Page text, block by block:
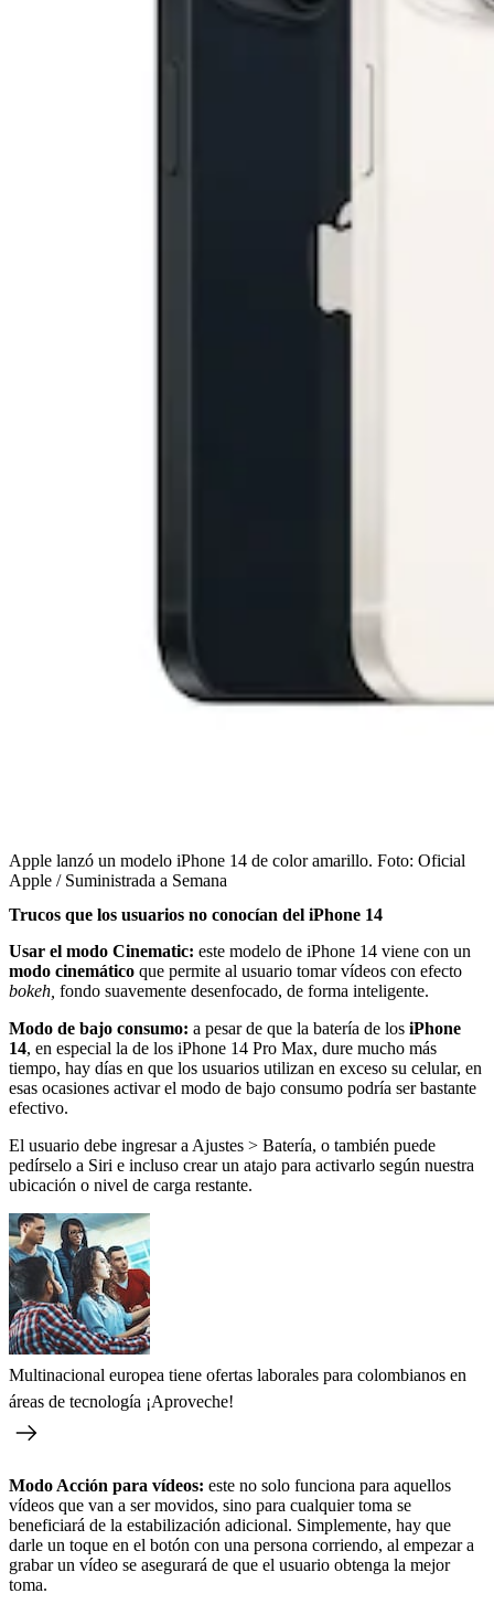
Apple lanzó un modelo iPhone 14 de color amarillo. Foto: Oficial
Apple / Suministrada a Semana
Trucos que los usuarios no conocían del iPhone 14
Usar el modo Cinematic: este modelo de iPhone 14 viene con un
modo cinemático que permite al usuario tomar vídeos con efecto
bokeh, fondo suavemente desenfocado, de forma inteligente.
Modo de bajo consumo: a pesar de que la batería de los iPhone
14, en especial la de los iPhone 14 Pro Max, dure mucho más
tiempo, hay días en que los usuarios utilizan en exceso su celular, en
esas ocasiones activar el modo de bajo consumo podría ser bastante
efectivo.
El usuario debe ingresar a Ajustes > Batería, o también puede
pedírselo a Siri e incluso crear un atajo para activarlo según nuestra
ubicación o nivel de carga restante.
Multinacional europea tiene ofertas laborales para colombianos en
áreas de tecnología ¡Aproveche!
Modo Acción para vídeos: este no solo funciona para aquellos
vídeos que van a ser movidos, sino para cualquier toma se
beneficiará de la estabilización adicional. Simplemente, hay que
darle un toque en el botón con una persona corriendo, al empezar a
grabar un vídeo se asegurará de que el usuario obtenga la mejor
toma.